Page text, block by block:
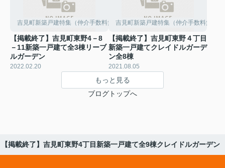
吉見町新築戸建特集（仲介手数料無料）
【掲載終了】吉見町東野4－8
－11新築一戸建て全3棟リーブ
ルガーデン
2022.02.20
吉見町新築戸建特集（仲介手数料無料）
【掲載終了】吉見町東野４丁目
新築一戸建てクレイドルガーデ
ン全8棟
2021.08.05
もっと見る
ブログトップへ
【掲載終了】吉見町東野4丁目新築一戸建て全9棟クレイドルガーデン